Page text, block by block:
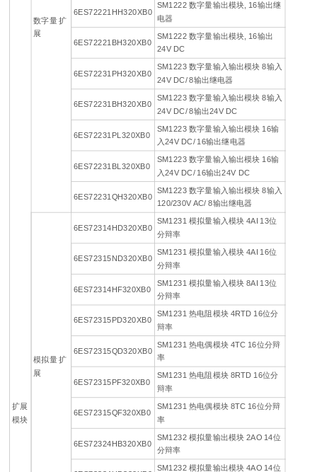
扩展
模块
数字量 扩
展
6ES72221HH320XB0
SM1222 数字量输出模块, 16输出继
电器
6ES72221BH320XB0
SM1222 数字量输出模块, 16输出
24V DC
6ES72231PH320XB0
SM1223 数字量输入输出模块 8输入
24V DC/ 8输出继电器
6ES72231BH320XB0
SM1223 数字量输入输出模块 8输入
24V DC/ 8输出24V DC
6ES72231PL320XB0
SM1223 数字量输入输出模块 16输
入24V DC/ 16输出继电器
6ES72231BL320XB0
SM1223 数字量输入输出模块 16输
入24V DC/ 16输出24V DC
6ES72231QH320XB0
SM1223 数字量输入输出模块 8输入
120/230V AC/ 8输出继电器
模拟量 扩
展
6ES72314HD320XB0
SM1231 模拟量输入模块 4AI 13位
分辩率
6ES72315ND320XB0
SM1231 模拟量输入模块 4AI 16位
分辩率
6ES72314HF320XB0
SM1231 模拟量输入模块 8AI 13位
分辩率
6ES72315PD320XB0
SM1231 热电阻模块 4RTD 16位分
辩率
6ES72315QD320XB0
SM1231 热电偶模块 4TC 16位分辩
率
6ES72315PF320XB0
SM1231 热电阻模块 8RTD 16位分
辩率
6ES72315QF320XB0
SM1231 热电偶模块 8TC 16位分辩
率
6ES72324HB320XB0
SM1232 模拟量输出模块 2AO 14位
分辩率
SM1232 模拟量输出模块 4AO 14位